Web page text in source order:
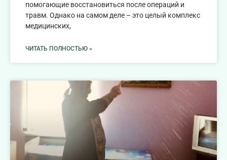
помогающие восстановиться после операций и
травм. Однако на самом деле – это целый комплекс
медицинских,
ЧИТАТЬ ПОЛНОСТЬЮ »